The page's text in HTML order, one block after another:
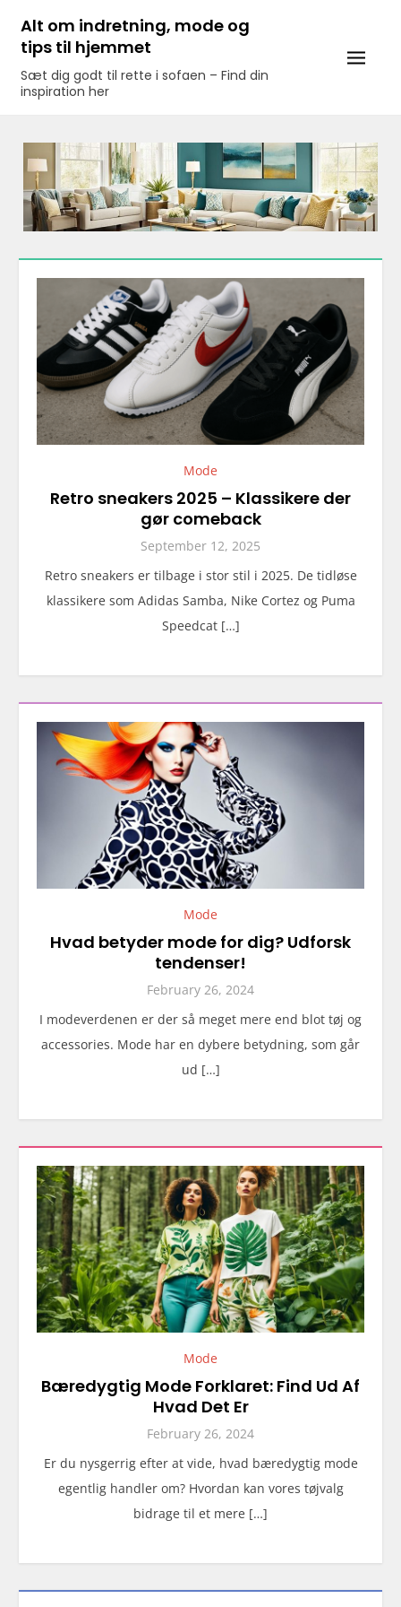
content
Alt om indretning, mode og
tips til hjemmet
Sæt dig godt til rette i sofaen – Find din
inspiration her
Mode
Retro sneakers 2025 – Klassikere der
gør comeback
September 12, 2025
Retro sneakers er tilbage i stor stil i 2025. De tidløse
klassikere som Adidas Samba, Nike Cortez og Puma
Speedcat […]
Mode
Hvad betyder mode for dig? Udforsk
tendenser!
February 26, 2024
I modeverdenen er der så meget mere end blot tøj og
accessories. Mode har en dybere betydning, som går
ud […]
Mode
Bæredygtig Mode Forklaret: Find Ud Af
Hvad Det Er
February 26, 2024
Er du nysgerrig efter at vide, hvad bæredygtig mode
egentlig handler om? Hvordan kan vores tøjvalg
bidrage til et mere […]